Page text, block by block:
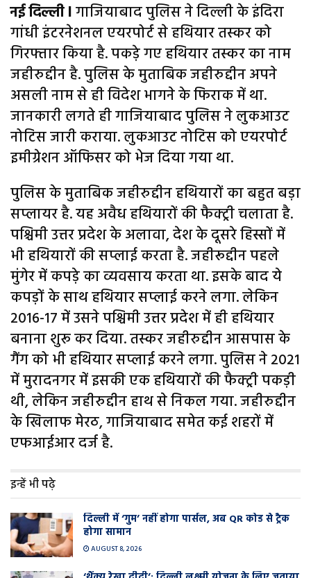
नई दिल्ली lगाजियाबाद पुलिस ने दिल्ली के इंदिरा
गांधी इंटरनेशनल एयरपोर्ट से हथियार तस्कर को
गिरफ्तार किया है. पकड़े गए हथियार तस्कर का नाम
जहीरुद्दीन है. पुलिस के मुताबिक जहीरुद्दीन अपने
असली नाम से ही विदेश भागने के फिराक में था.
जानकारी लगते ही गाजियाबाद पुलिस ने लुकआउट
नोटिस जारी कराया. लुकआउट नोटिस को एयरपोर्ट
इमीग्रेशन ऑफिसर को भेज दिया गया था.
पुलिस के मुताबिक जहीरुद्दीन हथियारों का बहुत बड़ा
सप्लायर है. यह अवैध हथियारों की फैक्ट्री चलाता है.
पश्चिमी उत्तर प्रदेश के अलावा, देश के दूसरे हिस्सों में
भी हथियारों की सप्लाई करता है. जहीरूद्दीन पहले
मुंगेर में कपड़े का व्यवसाय करता था. इसके बाद ये
कपड़ों के साथ हथियार सप्लाई करने लगा. लेकिन
2016-17 में उसने पश्चिमी उत्तर प्रदेश में ही हथियार
बनाना शुरू कर दिया. तस्कर जहीरुद्दीन आसपास के
गैंग को भी हथियार सप्लाई करने लगा. पुलिस ने 2021
में मुरादनगर में इसकी एक हथियारों की फैक्ट्री पकड़ी
थी, लेकिन जहीरुद्दीन हाथ से निकल गया. जहीरुद्दीन
के खिलाफ मेरठ, गाजियाबाद समेत कई शहरों में
एफआईआर दर्ज है.
इन्हें भी पढ़े
दिल्ली में ‘गुम’ नहीं होगा पार्सल, अब QR कोड से ट्रैक
होगा सामान
AUGUST 8, 2026